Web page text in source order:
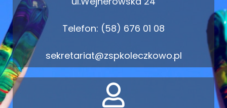
Telefon: (58) 676 01 08
sekretariat@zspkoleczkowo.pl